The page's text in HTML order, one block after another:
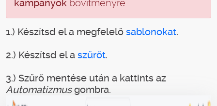
kampányok bővítményre.
1.) Készítsd el a megfelelő sablonokat.
2.) Készítsd el a szűrőt.
3.) Szűrő mentése után a kattints az
Automatizmusgombra.